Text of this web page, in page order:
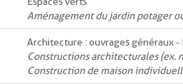
Aménagement du jardin potager
Architecture : ouvrages généraux
Constructions architecturales (ex.
Construction de maison